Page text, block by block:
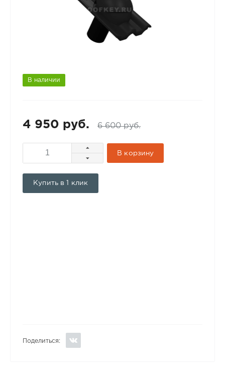
В наличии
4 950 руб. 6 600 руб.
В корзину
Купить в 1 клик
Поделиться: